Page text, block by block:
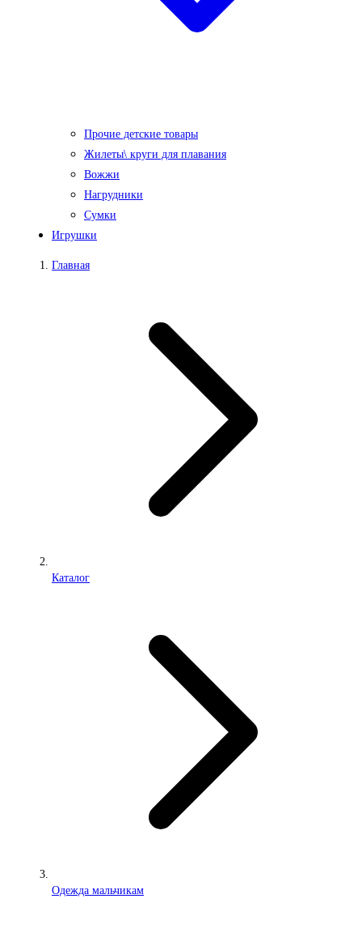
Прочие детские товары
Жилеты\ круги для плавания
Вожжи
Нагрудники
Сумки
Игрушки
Главная
Каталог
Одежда мальчикам